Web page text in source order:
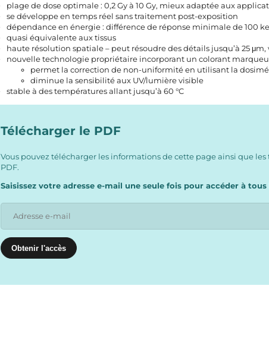
plage de dose optimale : 0,2 Gy à 10 Gy, mieux adaptée aux
se développe en temps réel sans traitement post-exposition
dépendance en énergie : différence de réponse minimale de 100
quasi équivalente aux tissus
haute résolution spatiale – peut résoudre des détails jusqu’à 25
nouvelle technologie propriétaire incorporant un colorant
permet la correction de non-uniformité en utilisant la
diminue la sensibilité aux UV/lumière visible
stable à des températures allant jusqu’à 60 °C
Télécharger le PDF
Vous pouvez télécharger les informations de cette page ainsi que
PDF.
Saisissez votre adresse e-mail une seule fois pour accéder à